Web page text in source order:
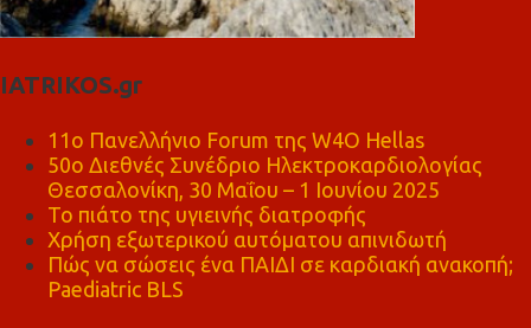
IATRIKOS.gr
11ο Πανελλήνιο Forum της W4O Hellas
50ο Διεθνές Συνέδριο Ηλεκτροκαρδιολογίας
Θεσσαλονίκη, 30 Μαΐου – 1 Ιουνίου 2025
Το πιάτο της υγιεινής διατροφής
Χρήση εξωτερικού αυτόματου απινιδωτή
Πώς να σώσεις ένα ΠΑΙΔΙ σε καρδιακή ανακοπή;
Paediatric BLS